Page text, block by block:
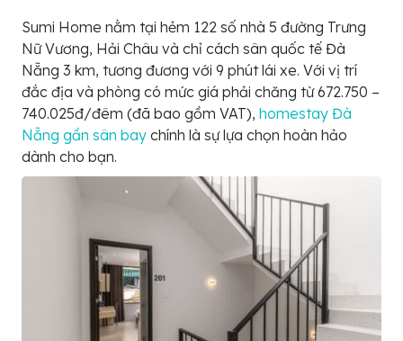
Sumi Home nằm tại hẻm 122 số nhà 5 đường Trưng
Nữ Vương, Hải Châu và chỉ cách sân quốc tế Đà
Nẵng 3 km, tương đương với 9 phút lái xe. Với vị trí
đắc địa và phòng có mức giá phải chăng từ 672.750 –
740.025đ/đêm (đã bao gồm VAT), homestay Đà
Nẵng gần sân bay chính là sự lựa chọn hoàn hảo
dành cho bạn.